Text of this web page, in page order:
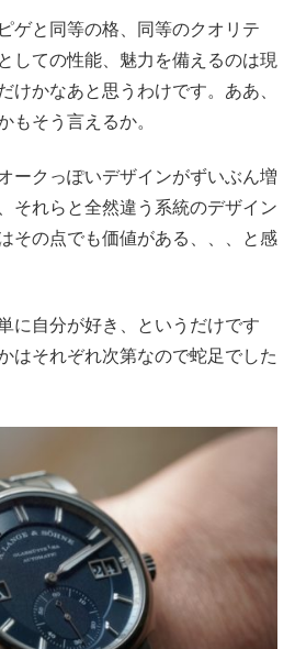
ゲと同等の格、同等のクオリテ
しての性能、魅力を備えるのは現
けかなあと思うわけです。ああ、
もそう言えるか。
ークっぽいデザインがずいぶん増
それらと全然違う系統のデザイン
その点でも価値がある、、、と感
に自分が好き、というだけです
はそれぞれ次第なので蛇足でした